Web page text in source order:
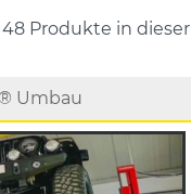
Produkte in
Umbau